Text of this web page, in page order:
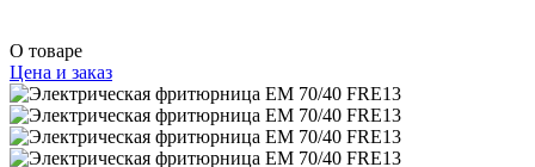
О товаре
Цена и заказ